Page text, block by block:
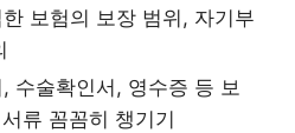
한 보험의 보장 범위, 자기부
수술확인서, 영수증 등 보
류 꼼꼼히 챙기기